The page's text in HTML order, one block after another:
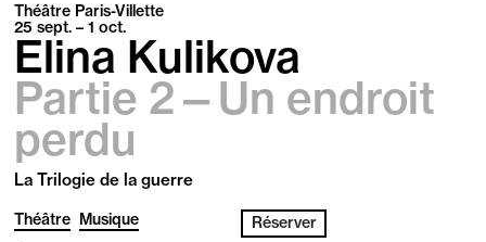
Théâtre Paris-Villette
25sept. – 1oct.
Elina Kulikova
Partie 2—Un endroit
perdu
La Trilogie de la guerre
Théâtre Musique
Réserver